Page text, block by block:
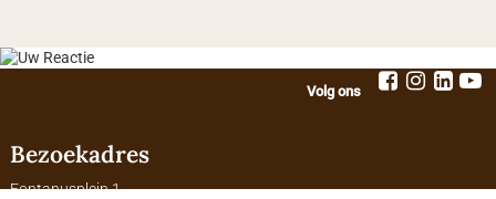
Volg ons
Bezoekadres
Fontanusplein 1